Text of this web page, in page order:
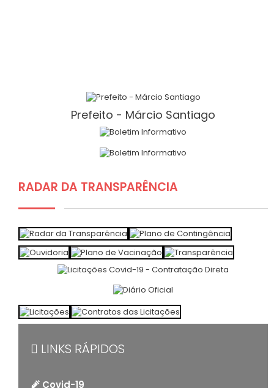
Prefeito - Márcio Santiago
RADAR DA TRANSPARÊNCIA
LINKS RÁPIDOS
Covid-19